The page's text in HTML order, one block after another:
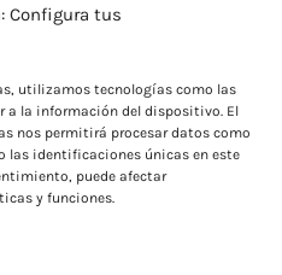
Configura tus
utilizamos tecnologías como las
a la información del dispositivo. El
nos permitirá procesar datos como
las identificaciones únicas en este
puede afectar
y funciones.